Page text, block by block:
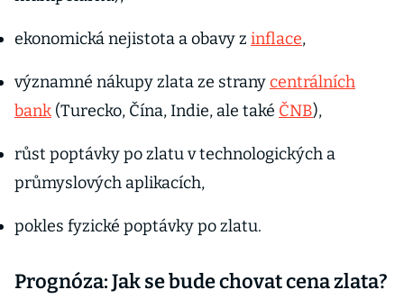
ekonomická nejistota a obavy z inflace,
významné nákupy zlata ze stranycentrálních
bank (Turecko, Čína, Indie, ale také ČNB),
růst poptávky po zlatu v technologických a
průmyslových aplikacích,
pokles fyzické poptávky po zlatu.
Prognóza: Jak se bude chovat cena zlata?